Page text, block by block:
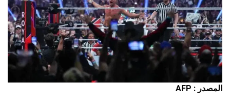
المصدر : AFP